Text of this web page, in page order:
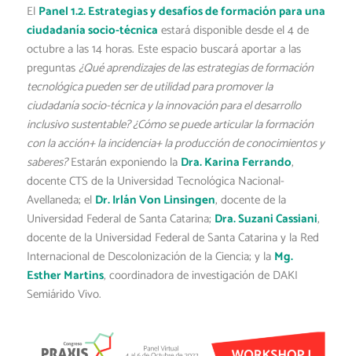
El Panel 1.2. Estrategias y desafíos de formación para una
ciudadanía socio-técnica estará disponible desde el 4 de
octubre a las 14 horas. Este espacio buscará aportar a las
preguntas¿Qué aprendizajes de las estrategias de formación
tecnológica pueden ser de utilidad para promover la
ciudadanía socio-técnica y la innovación para el desarrollo
inclusivo sustentable? ¿Cómo se puede articular la formación
con la acción+ la incidencia+ la producción de conocimientos y
saberes?Estarán exponiendo la Dra. Karina Ferrando,
docente CTS de la Universidad Tecnológica Nacional-
Avellaneda; el Dr. Irlán Von Linsingen, docente de la
Universidad Federal de Santa Catarina; Dra. Suzani Cassiani,
docente de la Universidad Federal de Santa Catarina y la Red
Internacional de Descolonización de la Ciencia; y la Mg.
Esther Martins, coordinadora de investigación de DAKI
Semiárido Vivo.